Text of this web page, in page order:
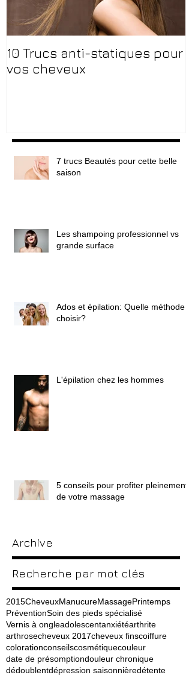
10 Trucs anti-statiques pour
vos cheveux
7 trucs Beautés pour cette belle
saison
Les shampoing professionnel vs
grande surface
Ados et épilation: Quelle méthode
choisir?
L'épilation chez les hommes
5 conseils pour profiter pleinement
de votre massage
Archive
Recherche par mot clés
2015CheveuxManucureMassagePrintemps
PréventionSoin des pieds spécialisé
Vernis à ongleadolescentanxiétéarthrite
arthrosecheveux 2017cheveux finscoiffure
colorationconseilscosmétiquecouleur
date de présomptiondouleur chronique
dédoublentdépression saisonnièredétente